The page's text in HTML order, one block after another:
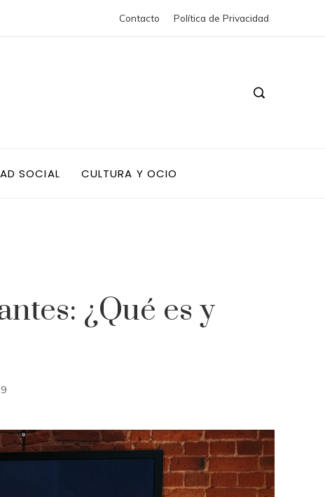
Contacto Política de Privacidad
SOCIAL CULTURA Y OCIO
¿Qué es y